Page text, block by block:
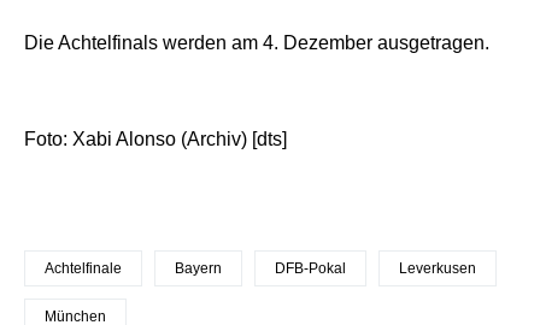
Die Achtelfinals werden am 4. Dezember ausgetragen.
Foto: Xabi Alonso (Archiv) [dts]
Achtelfinale Bayern DFB-Pokal Leverkusen
München